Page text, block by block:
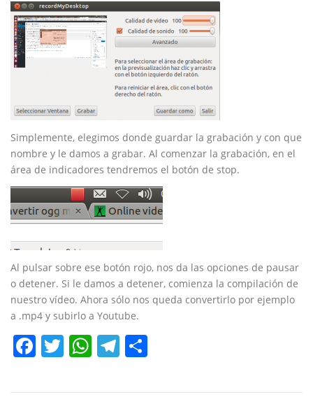
Simplemente, elegimos donde guardar la grabación y con que
nombre y le damos a grabar. Al comenzar la grabación, en el
área de indicadores tendremos el botón de stop.
Al pulsar sobre ese botón rojo, nos da las opciones de pausar
o detener. Si le damos a detener, comienza la compilación de
nuestro vídeo. Ahora sólo nos queda convertirlo por ejemplo
a .mp4 y subirlo a Youtube.
Facebook
Twitter
WhatsApp
Telegram